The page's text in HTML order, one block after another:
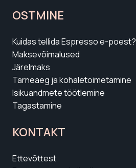
OSTMINE
Kuidas tellida Espresso e-poest?
Maksevõimalused
Järelmaks
Tarneaeg ja kohaletoimetamine
Isikuandmete töötlemine
Tagastamine
KONTAKT
Ettevõttest